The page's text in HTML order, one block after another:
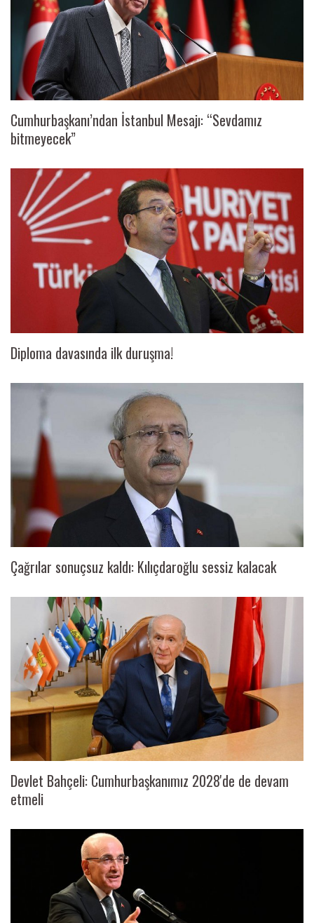
Cumhurbaşkanı’ndan İstanbul Mesajı: “Sevdamız
bitmeyecek”
Diploma davasında ilk duruşma!
Çağrılar sonuçsuz kaldı: Kılıçdaroğlu sessiz kalacak
Devlet Bahçeli: Cumhurbaşkanımız 2028'de de devam
etmeli